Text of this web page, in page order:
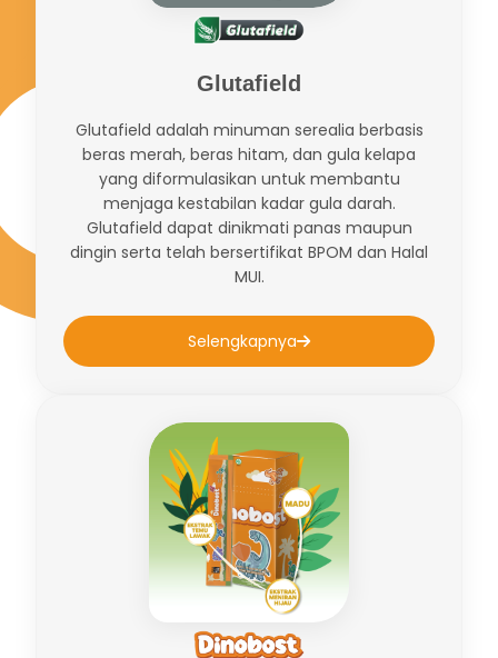
Glutafield
Glutafield adalah minuman serealia berbasis
beras merah, beras hitam, dan gula kelapa
yang diformulasikan untuk membantu
menjaga kestabilan kadar gula darah.
Glutafield dapat dinikmati panas maupun
dingin serta telah bersertifikat BPOM dan Halal
MUI.
Selengkapnya